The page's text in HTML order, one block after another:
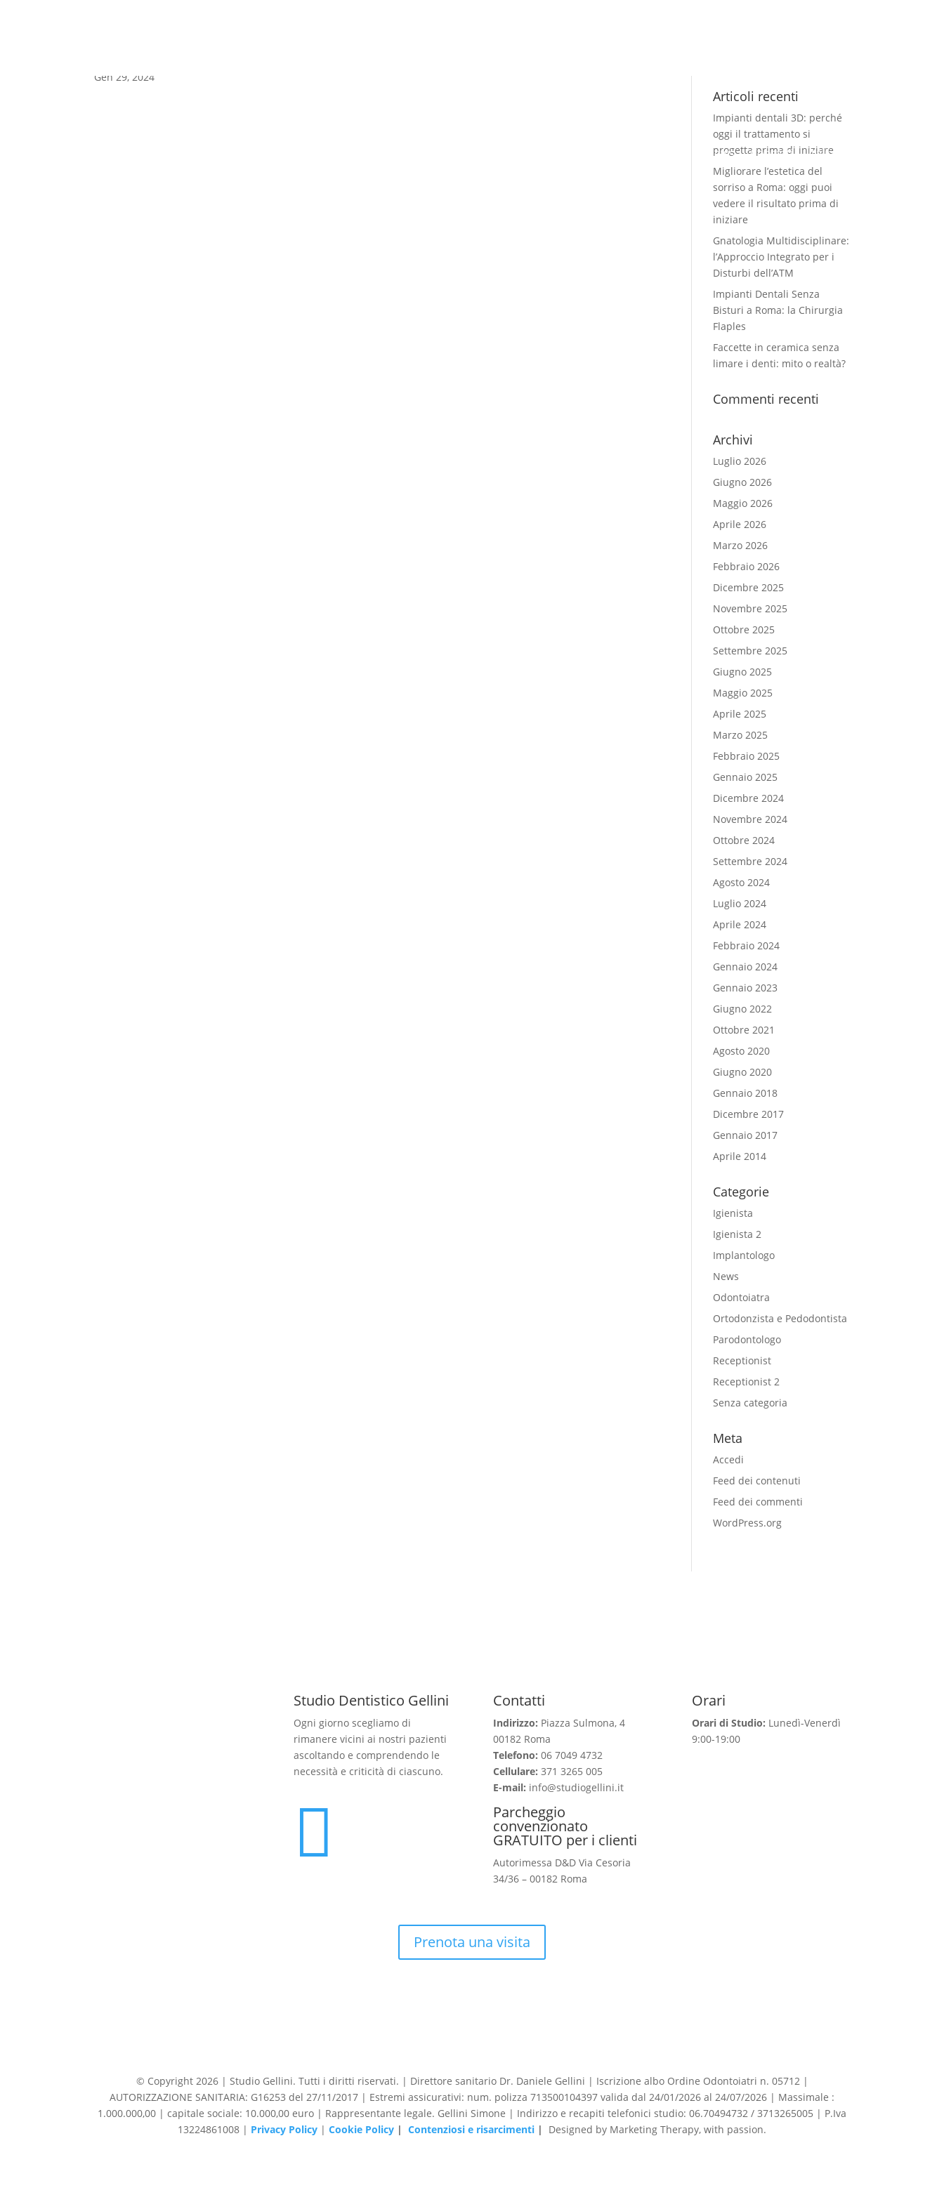
News Contatti Italiano
Gen 29, 2024
Articoli recenti
Impianti dentali 3D: perché
oggi il trattamento si
progetta prima di iniziare
Migliorare l’estetica del
sorriso a Roma: oggi puoi
vedere il risultato prima di
iniziare
Gnatologia Multidisciplinare:
l’Approccio Integrato per i
Disturbi dell’ATM
Impianti Dentali Senza
Bisturi a Roma: la Chirurgia
Flaples
Faccette in ceramica senza
limare i denti: mito o realtà?
Commenti recenti
Archivi
Luglio 2026
Giugno 2026
Maggio 2026
Aprile 2026
Marzo 2026
Febbraio 2026
Dicembre 2025
Novembre 2025
Ottobre 2025
Settembre 2025
Giugno 2025
Maggio 2025
Aprile 2025
Marzo 2025
Febbraio 2025
Gennaio 2025
Dicembre 2024
Novembre 2024
Ottobre 2024
Settembre 2024
Agosto 2024
Luglio 2024
Aprile 2024
Febbraio 2024
Gennaio 2024
Gennaio 2023
Giugno 2022
Ottobre 2021
Agosto 2020
Giugno 2020
Gennaio 2018
Dicembre 2017
Gennaio 2017
Aprile 2014
Categorie
Igienista
Igienista 2
Implantologo
News
Odontoiatra
Ortodonzista e Pedodontista
Parodontologo
Receptionist
Receptionist 2
Senza categoria
Meta
Accedi
Feed dei contenuti
Feed dei commenti
WordPress.org
Studio Dentistico Gellini
Ogni giorno scegliamo di
rimanere vicini ai nostri pazienti
ascoltando e comprendendo le
necessità e criticità di ciascuno.

Contatti
Indirizzo: Piazza Sulmona, 4
00182 Roma
Telefono: 06 7049 4732
Cellulare: 371 3265 005
E-mail: info@studiogellini.it
Parcheggio
convenzionato
GRATUITO per i clienti
Autorimessa D&D Via Cesoria
34/36 – 00182 Roma
Orari
Orari di Studio: Lunedì-Venerdì
9:00-19:00
Prenota una visita
© Copyright 2026 | Studio Gellini. Tutti i diritti riservati. | Direttore sanitario Dr. Daniele Gellini | Iscrizione albo Ordine Odontoiatri n. 05712 |
AUTORIZZAZIONE SANITARIA: G16253 del 27/11/2017 | Estremi assicurativi: num. polizza 713500104397 valida dal 24/01/2026 al 24/07/2026 | Massimale :
1.000.000,00 | capitale sociale: 10.000,00 euro | Rappresentante legale. Gellini Simone | Indirizzo e recapiti telefonici studio: 06.70494732 / 3713265005 | P.Iva
13224861008 | Privacy Policy | Cookie Policy | Contenziosi e risarcimenti | Designed by Marketing Therapy, with passion.